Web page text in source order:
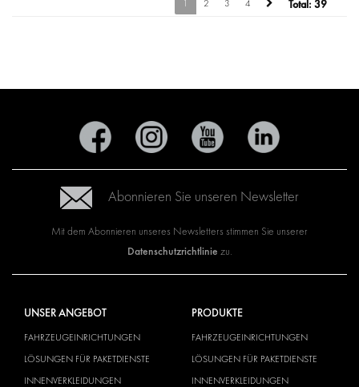
1 2 3 4 Total: 39
Abonnieren Sie unseren Newsletter
Mit dem Abonnieren unseres Newsletters stimmen Sie unserer
Datenschutzrichtlinie zu.
UNSER ANGEBOT
FAHRZEUGEINRICHTUNGEN
LÖSUNGEN FÜR PAKETDIENSTE
INNENVERKLEIDUNGEN
PRODUKTE
FAHRZEUGEINRICHTUNGEN
LÖSUNGEN FÜR PAKETDIENSTE
INNENVERKLEIDUNGEN